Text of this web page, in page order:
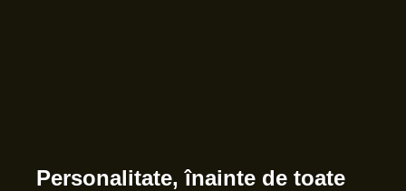
Personalitate, înainte de toate